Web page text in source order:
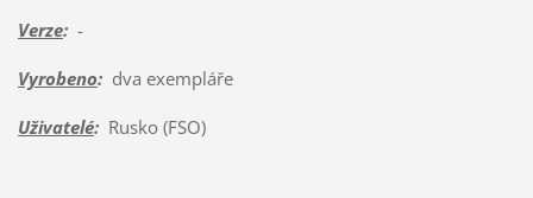
Verze:-
Vyrobeno:dva exempláře
Uživatelé:Rusko (FSO)